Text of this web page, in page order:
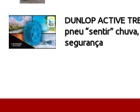
DUNLOP ACTIVE
pneu “sentir”
segurança